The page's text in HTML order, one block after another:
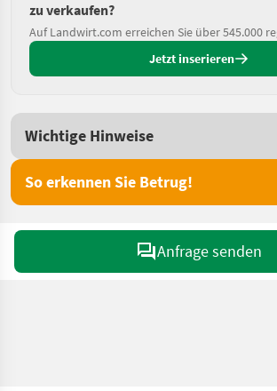
zu verkaufen?
Auf Landwirt.com erreichen Sie über 545.000
Jetzt inserieren
Wichtige Hinweise
So erkennen Sie Betrug!
Anfrage senden